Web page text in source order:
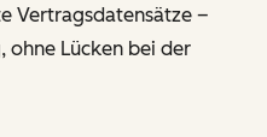
Vertragsdatensätze –
ohne Lücken bei der